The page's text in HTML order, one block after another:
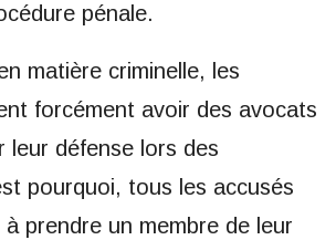
pénale.
matière criminelle, les
forcément avoir des avocats
leur défense lors des
pourquoi, tous les accusés
prendre un membre de leur